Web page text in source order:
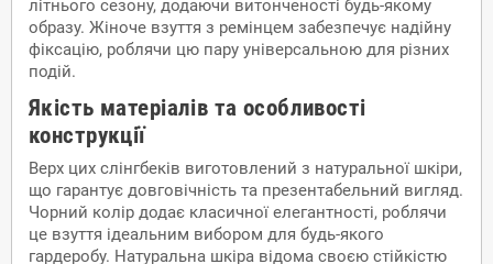
літнього сезону, додаючи витонченості будь-якому
образу. Жіноче взуття з ремінцем забезпечує надійну
фіксацію, роблячи цю пару універсальною для різних
подій.
Якість матеріалів та особливості
конструкції
Верх цих слінгбеків виготовлений з натуральної шкіри,
що гарантує довговічність та презентабельний вигляд.
Чорний колір додає класичної елегантності, роблячи
це взуття ідеальним вибором для будь-якого
гардеробу. Натуральна шкіра відома своєю стійкістю